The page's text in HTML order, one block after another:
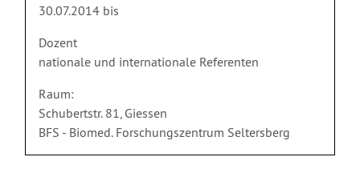
30.07.2014 bis
Dozent
nationale und internationale Referenten
Raum:
Schubertstr. 81, Giessen
BFS - Biomed. Forschungszentrum Seltersberg